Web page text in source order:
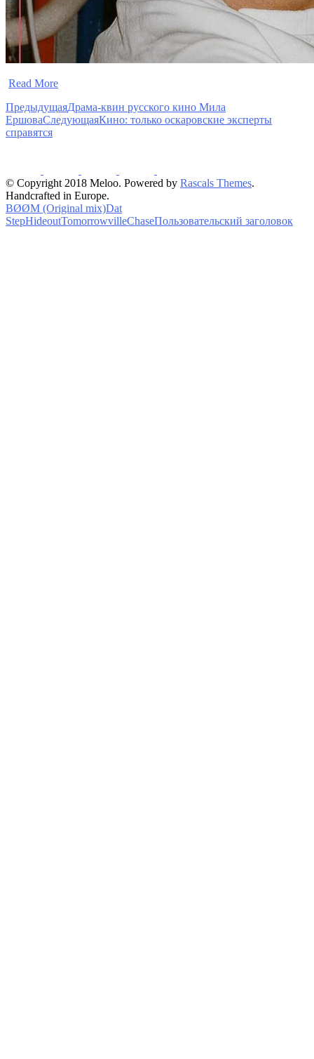
Read More
ПредыдущаяДрама-квин русского кино Мила
ЕршоваСледующаяКино: только оскаровские эксперты
справятся
© Copyright 2018 Meloo. Powered by Rascals Themes.
Handcrafted in Europe.
BØØM (Original mix)Dat
StepHideoutTomorrowvilleChaseПользовательский заголовок